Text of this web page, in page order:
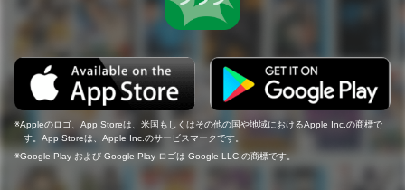
Appleのロゴ、App Storeは、米国もしくはその他の国や地域におけるApple Inc.の商標で
す。App Storeは、Apple Inc.のサービスマークです。
Google Play および Google Play ロゴは Google LLC の商標です。